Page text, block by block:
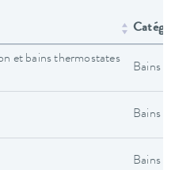
et bains thermostates
Bains
Bains
Bains